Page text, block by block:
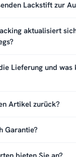
Lackstift zur
aktualisiert
Lieferung und was
Artikel zurück?
Garantie?